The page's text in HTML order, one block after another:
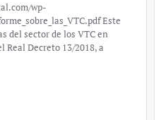
wp-
Este
del sector de los VTC en
Real Decreto 13/2018, a